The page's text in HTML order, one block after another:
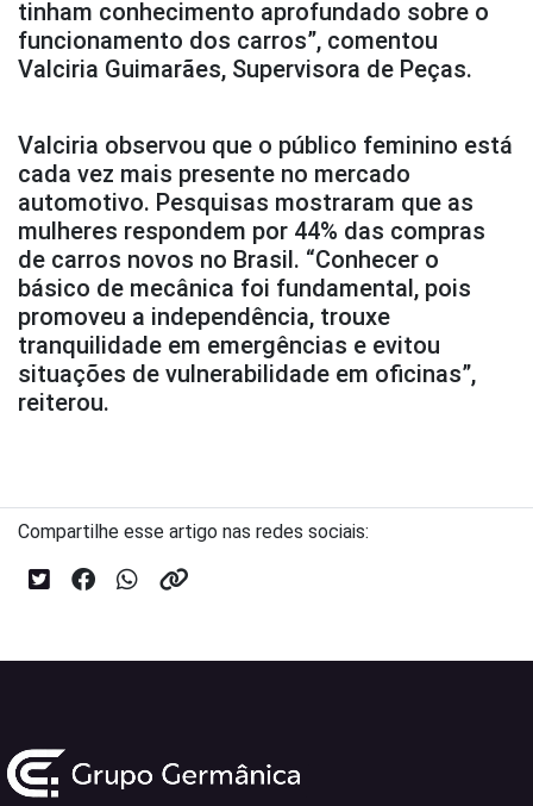
tinham conhecimento aprofundado sobre o
funcionamento dos carros”, comentou
Valciria Guimarães, Supervisora de Peças.
Valciria observou que o público feminino está
cada vez mais presente no mercado
automotivo. Pesquisas mostraram que as
mulheres respondem por 44% das compras
de carros novos no Brasil. “Conhecer o
básico de mecânica foi fundamental, pois
promoveu a independência, trouxe
tranquilidade em emergências e evitou
situações de vulnerabilidade em oficinas”,
reiterou.
Compartilhe esse artigo nas redes sociais: